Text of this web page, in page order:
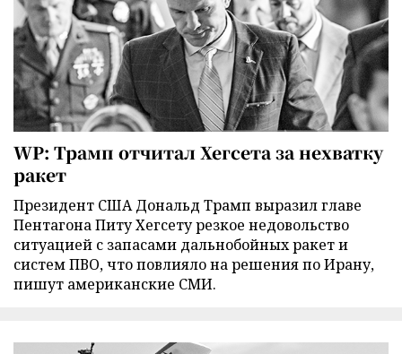
WP: Трамп отчитал Хегсета за нехватку
ракет
Президент США Дональд Трамп выразил главе
Пентагона Питу Хегсету резкое недовольство
ситуацией с запасами дальнобойных ракет и
систем ПВО, что повлияло на решения по Ирану,
пишут американские СМИ.